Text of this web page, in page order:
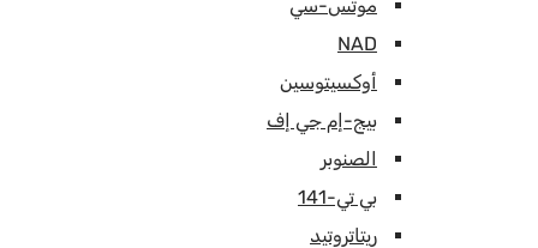
موتس-سي
NAD
أوكسيتوسين
بيج-إم جي إف
الصنوبر
بي تي-141
ريتاتروتيد